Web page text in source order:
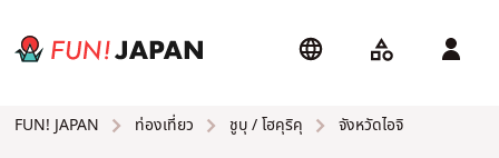
FUN! JAPAN ท่องเที่ยว ชูบุ / โฮคุริคุ จังหวัดไอจิ